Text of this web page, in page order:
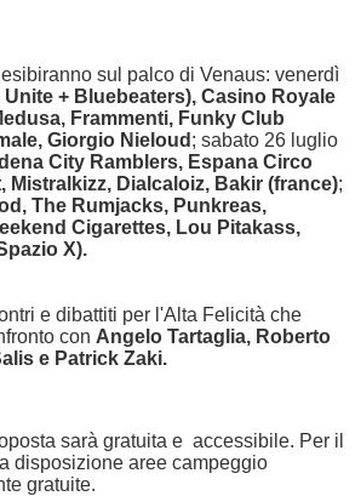
sul palco di Venaus: venerdì
+ Bluebeaters), Casino Royale
Frammenti, Funky Club
Giorgio Nieloud ; sabato 26 luglio
City Ramblers, Espana Circo
Mistralkizz, Dialcaloiz, Bakir (france);
The Rumjacks, Punkreas,
Cigarettes, Lou Pitakass,
X).
e dibattiti per l'Alta Felicità che
con Angelo Tartaglia, Roberto
e Patrick Zaki.
sarà gratuita e accessibile. Per il
disposizione aree campeggio
gratuite.